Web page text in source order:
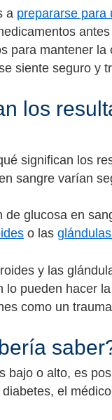
a prepararse para
para mantener
siente seguro y
los
significan los
sangre varían
de glucosa en
o las
y las
lo pueden hacer la
como un
bajo o alto, es
el